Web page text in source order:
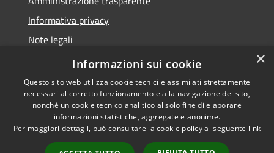
Informativa privacy
Note legali
Dichiarazione di accessibilità
Accessibilità
Copyright © 2026 • Comune di
Morro d'Alba • Powered by
Municipium• Accesso
×
Informazioni sui cookie
Questo sito web utilizza cookie tecnici e assimilati strettamente
necessari al corretto funzionamento e alla navigazione del sito,
nonché un cookie tecnico analitico al solo fine di elaborare
informazioni statistiche, aggregate e anonime.
Per maggiori dettagli, può consultare la cookie policy al seguente link